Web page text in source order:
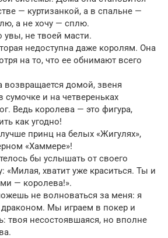
— куртизанкой, а в спальне —
а не хочу — сплю.
не твоей масти.
недоступна даже королям. Она
на то, что ее обнимают всего
возвращается домой, звеня
сумочке и на четвереньках
Ведь королева — это фигура,
как угодно!
принц на белых «Жигулях»,
«Хаммере»!
бы услышать от своего
«Милая, хватит уже краситься. Ты и
— королева!».
не волноваться за меня: я
Мы играем в покер и
твоя несостоявшаяся, но вполне